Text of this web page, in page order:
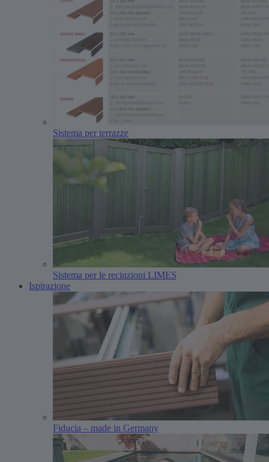
Sistema per terrazze
Sistema per le recinzioni LIMES
Ispirazione
Fiducia – made in Germany